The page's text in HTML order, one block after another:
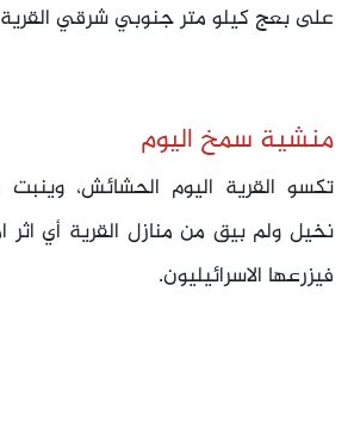
على بعج كيلو متر جنوبي شرقي
منشية سمخ اليوم
تكسو القرية اليوم الحشائش،
نخيل ولم بيق من منازل القرية أي اثر
فيزرعها الاسرائيليون.